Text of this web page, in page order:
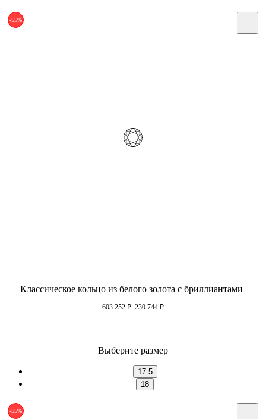
-55%
Классическое кольцо из белого золота с бриллиантами
603 252 ₽ 230 744 ₽
Выберите размер
17.5
18
-55%